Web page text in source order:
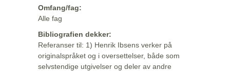
Omfang/fag:
Alle fag
Bibliografien dekker:
Referanser til: 1) Henrik Ibsens verker på
originalspråket og i oversettelser, både som
selvstendige utgivelser og deler av andre